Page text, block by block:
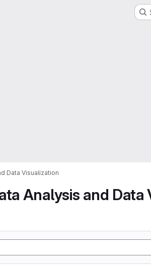
Data Visualization
Analysis and Data